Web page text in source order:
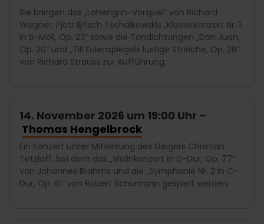
Sie bringen das „Lohengrin-Vorspiel“ von Richard
Wagner, Pjotr Iljitsch Tschaikowskis „Klavierkonzert Nr. 1
in b-Moll, Op. 23“ sowie die Tondichtungen „Don Juan,
Op. 20“ und „Till Eulenspiegels lustige Streiche, Op. 28“
von Richard Strauss zur Aufführung.
14. November 2026 um 19:00 Uhr –
Thomas Hengelbrock
Ein Konzert unter Mitwirkung des Geigers Christian
Tetzlaff, bei dem das „Violinkonzert in D-Dur, Op. 77“
von Johannes Brahms und die „Symphonie Nr. 2 in C-
Dur, Op. 61“ von Robert Schumann gespielt werden.